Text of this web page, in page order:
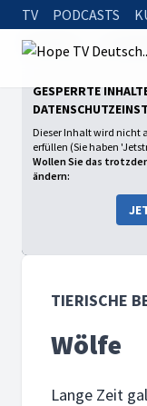
TV PODCASTS
Startseite
GESPERRTE
Dieser Inhalt wird nicht
erfüllen (Sie haben
Wollen Sie das
ändern:
TIERISCHE
Wölfe
Lange Zeit